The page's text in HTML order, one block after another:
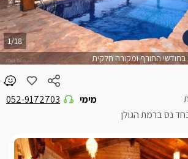
מימי 052-9172703
החורף ומקורה חלקית
1/18